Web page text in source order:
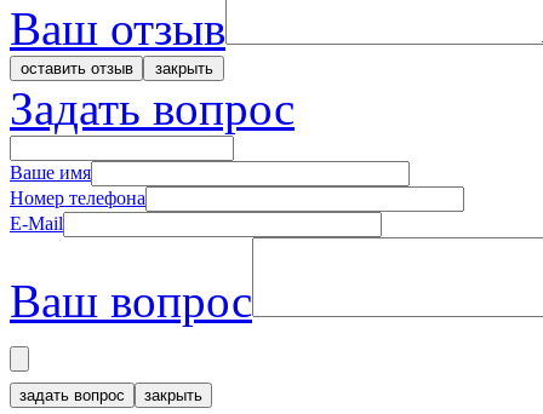
Ваш отзыв
Задать вопрос
Ваше имя
Номер телефона
E-Mail
Ваш вопрос